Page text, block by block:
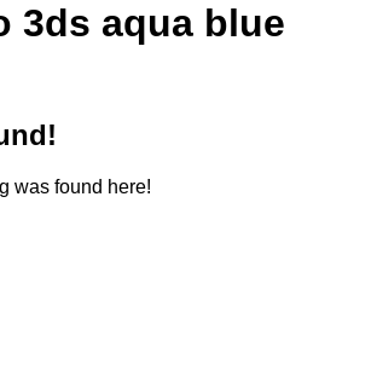
3ds aqua blue
was found here!